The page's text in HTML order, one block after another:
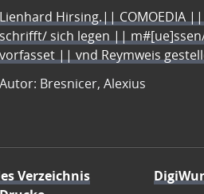
Lienhard Hirsing.|| COMOEDIA
schrifft/ sich legen ||
vorfasset || vnd Reymweis
Autor: Bresnicer, Alexius
Verzeichnis